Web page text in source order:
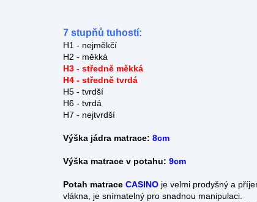
7 stupňů tuhostí:
H1 - nejměkčí
H2 - měkká
H3 - středně měkká
H4 - středně tvrdá
H5 - tvrdší
H6 - tvrdá
H7 - nejtvrdší
Výška jádra matrace: 8cm
Výška matrace v potahu: 9cm
Potah matrace CASINO je velmi prodyšný a
vlákna, je snímatelný pro snadnou manipulaci.